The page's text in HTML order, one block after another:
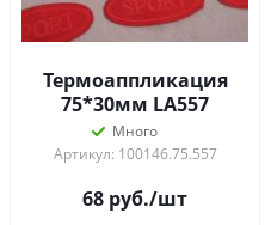
Термоаппликация
75*30мм LА557
Красный
Много
Артикул: 100146.75.557
68 руб./шт